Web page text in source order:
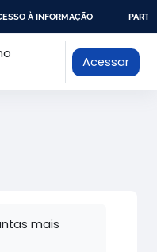
À INFORMAÇÃO
Acessar
mais